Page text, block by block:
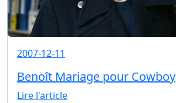
2007-12-11
Benoît Mariage pour Cowboy
Lire l'article